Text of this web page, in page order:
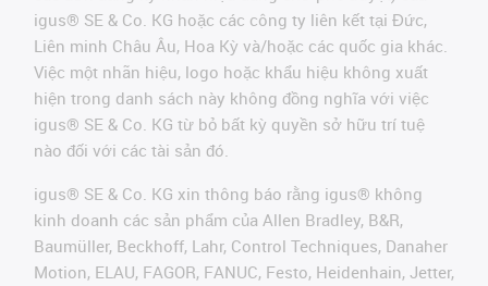
igus® SE & Co. KG hoặc các công ty liên kết tại Đức,
Liên minh Châu Âu, Hoa Kỳ và/hoặc các quốc gia khác.
Việc một nhãn hiệu, logo hoặc khẩu hiệu không xuất
hiện trong danh sách này không đồng nghĩa với việc
igus® SE & Co. KG từ bỏ bất kỳ quyền sở hữu trí tuệ
nào đối với các tài sản đó.
igus® SE & Co. KG xin thông báo rằng igus® không
kinh doanh các sản phẩm của Allen Bradley, B&R,
Baumüller, Beckhoff, Lahr, Control Techniques, Danaher
Motion, ELAU, FAGOR, FANUC, Festo, Heidenhain, Jetter,